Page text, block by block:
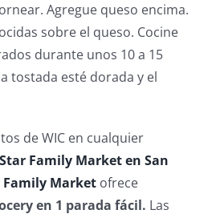
Agregue queso encima.
sobre el queso. Cocine
durante unos 10 a 15
tostada esté dorada y el
de WIC en cualquier
Family Market en San
Family Market ofrece
en 1 parada fácil. Las